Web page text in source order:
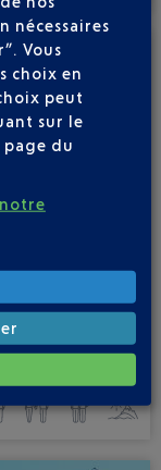
79€
nécessaires
Vous
choix en
peut
sur le
page du
notre